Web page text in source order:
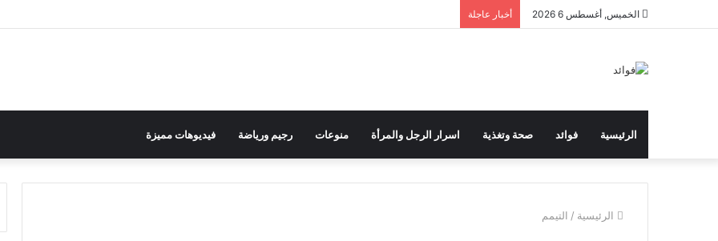
الخميس, أغسطس 6 2026 أخبار عاجلة
الرئيسية فوائد صحة وتغذية اسرار الرجل والمرأة منوعات رجيم ورياضة فيديوهات مميزة
الرئيسية / التيمم